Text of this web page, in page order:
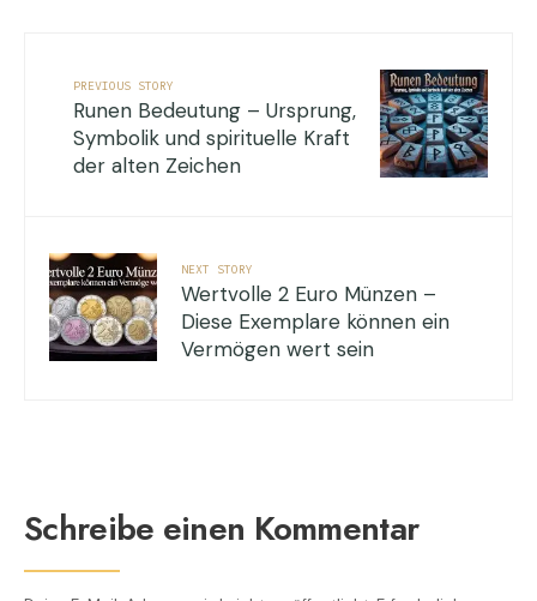
PREVIOUS STORY
Runen Bedeutung – Ursprung,
Symbolik und spirituelle Kraft
der alten Zeichen
NEXT STORY
Wertvolle 2 Euro Münzen –
Diese Exemplare können ein
Vermögen wert sein
Schreibe einen Kommentar